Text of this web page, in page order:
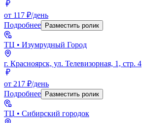
от 117 ₽/день
Подробнее
Разместить ролик
ТЦ • Изумрудный Город
г. Красноярск, ул. Телевизорная, 1, стр. 4
от 217 ₽/день
Подробнее
Разместить ролик
ТЦ • Сибирский городок